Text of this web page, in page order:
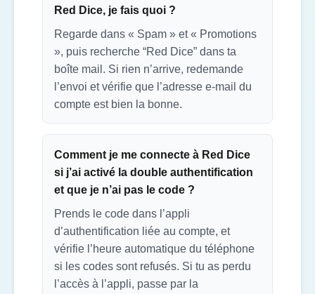
Red Dice, je fais quoi ?
Regarde dans « Spam » et « Promotions
», puis recherche “Red Dice” dans ta
boîte mail. Si rien n’arrive, redemande
l’envoi et vérifie que l’adresse e-mail du
compte est bien la bonne.
Comment je me connecte à Red Dice
si j’ai activé la double authentification
et que je n’ai pas le code ?
Prends le code dans l’appli
d’authentification liée au compte, et
vérifie l’heure automatique du téléphone
si les codes sont refusés. Si tu as perdu
l’accès à l’appli, passe par la